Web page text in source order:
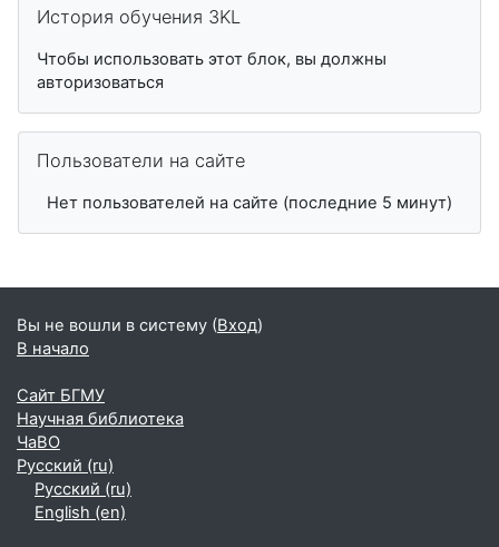
История обучения 3KL
Чтобы использовать этот блок, вы должны
авторизоваться
Пользователи на сайте
Нет пользователей на сайте (последние 5 минут)
Вы не вошли в систему (Вход)
В начало
Сайт БГМУ
Научная библиотека
ЧаВО
Русский ‎(ru)‎
Русский ‎(ru)‎
English ‎(en)‎